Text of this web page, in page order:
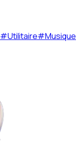
#Utilitaire#Musique